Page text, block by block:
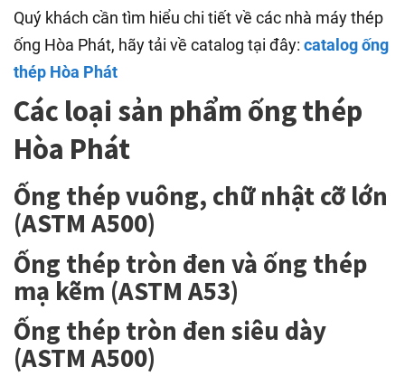
Quý khách cần tìm hiểu chi tiết về các nhà máy thép
ống Hòa Phát, hãy tải về catalog tại đây: catalog ống
thép Hòa Phát
Các loại sản phẩm ống thép
Hòa Phát
Ống thép vuông, chữ nhật cỡ lớn
(ASTM A500)
Ống thép tròn đen và ống thép
mạ kẽm (ASTM A53)
Ống thép tròn đen siêu dày
(ASTM A500)